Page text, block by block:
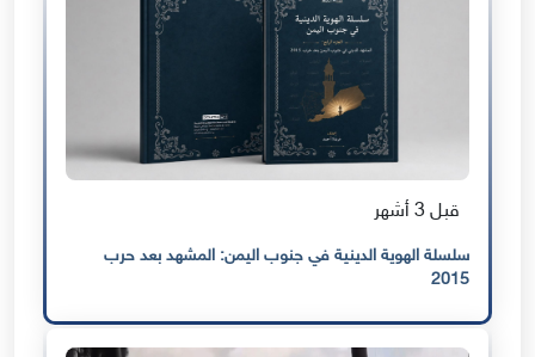
قبل 3 أشهر
سلسلة الهوية الدينية في جنوب اليمن: المشهد بعد حرب
2015